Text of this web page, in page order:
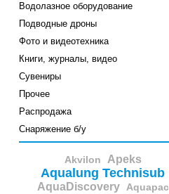
Водолазное оборудование
Подводные дроны
Фото и видеотехника
Книги, журналы, видео
Сувениры
Прочее
Распродажа
Снаряжение б/у
Akvilon Apeks
Aqualung Technisub
AquaDiscovery Aquapac